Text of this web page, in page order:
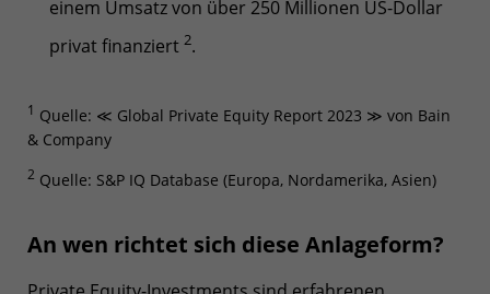
einem Umsatz von über 250 Millionen US-Dollar
privat finanziert 2.
1 Quelle: ≪ Global Private Equity Report 2023 ≫ von Bain
& Company
2 Quelle: S&P IQ Database (Europa, Nordamerika, Asien)
An wen richtet sich diese Anlageform?